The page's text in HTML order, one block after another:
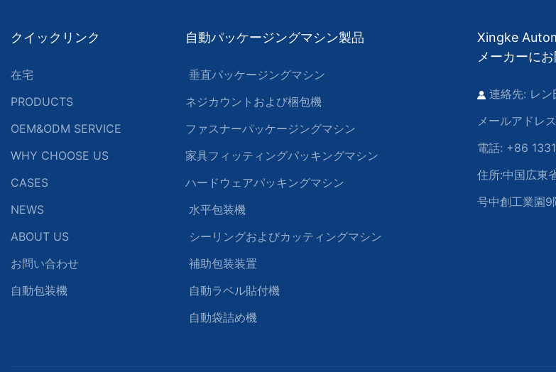
クイックリンク
在宅
PRODUCTS
OEM&ODM SERVICE
WHY CHOOSE US
CASES
NEWS
ABOUT US
お問い合わせ
自動包装機
自動パッケージングマシン製品
垂直パッケージングマシン
ネジカウントおよび梱包機
ファスナーパッケージングマシン
家具フィッティングパッキングマシン
ハードウェアパッキングマシン
水平包装機
シーリングおよびカッティングマシン
補助包装装置
自動ラベル貼付機
自動袋詰め機
Xingke
メーカーに
連絡先: レン
メールアドレ
電話: +86
住所:中国広東
号中創工業園9